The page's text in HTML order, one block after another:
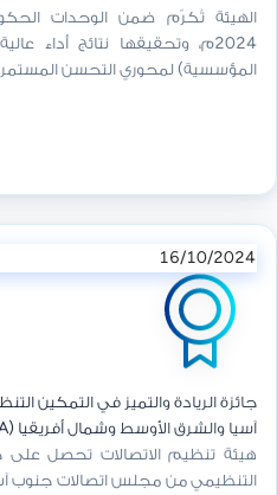
الهيئة تُكرّم ضمن الوحدات
2024م، وتحقيقها نتائج أداء
المؤسسية) لمحوري التحسن المستمر
16/10/2024
جائزة الريادة والتميز في التمكين
آسيا والشرق الأوسط وشمال أفريقيا (SAMENA)
هيئة تنظيم الاتصالات تحصل على
التنظيمي من مجلس اتصالات جنوب